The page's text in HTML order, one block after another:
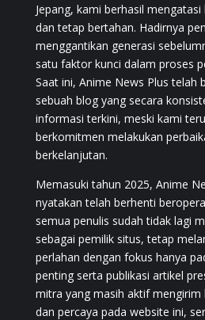
Jepang, kami berhasil
dan tetap bertahan. Hadirnya
menggantikan generasi
satu faktor kunci dalam proses
Saat ini, Anime News Plus telah
sebuah blog yang secara
informasi terkini, meski kami
berkomitmen melakukan
berkelanjutan.
Memasuki tahun 2025, Anime
nyatakan telah berhenti
semua penulis sudah tidak lagi
sebagai pemilik situs, tetap
perlahan dengan fokus hanya
penting serta publikasi artikel
mitra yang masih aktif mengirim
dan percaya pada website ini,